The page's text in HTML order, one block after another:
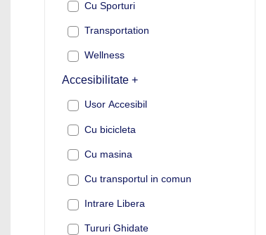
Cu Sporturi
Transportation
Wellness
Accesibilitate +
Usor Accesibil
Cu bicicleta
Cu masina
Cu transportul in comun
Intrare Libera
Tururi Ghidate